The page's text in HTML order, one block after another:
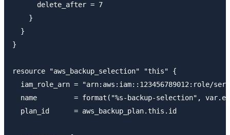
      delete_after = 7
    }
  }
}
resource "aws_backup_selection" "this" {
iam_role_arn = "arn:aws:iam::123456789012:role/
name         = format("%s-backup-selection",
  plan_id      = aws_backup_plan.this.id